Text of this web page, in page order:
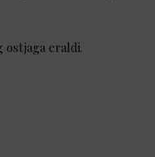
ostjaga eraldi.